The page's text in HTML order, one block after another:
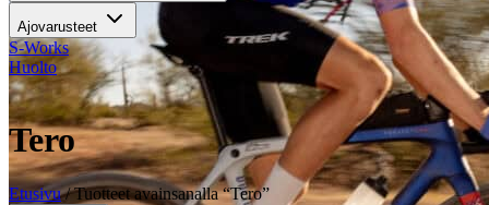
Ajovarusteet
S-Works
Huolto
Tero
Etusivu/ Tuotteet avainsanalla “Tero”